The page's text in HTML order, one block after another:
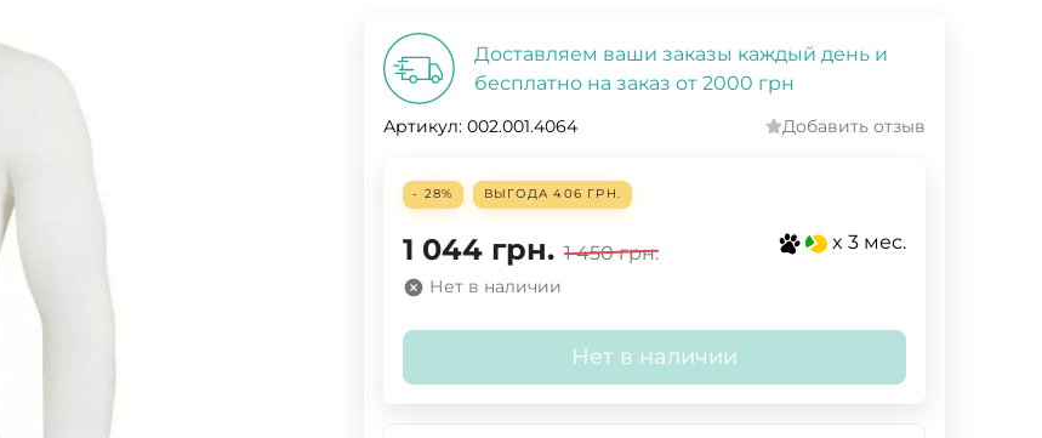
Доставляем ваши заказы каждый день и
бесплатно на заказ от 2000 грн
Артикул: 002.001.4064 Добавить отзыв
- 28% ВЫГОДА406 ГРН.
1 044 грн. 1 450 грн. x 3 мес.
Нет в наличии
Нет в наличии